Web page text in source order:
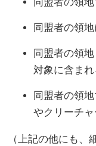
同盟者の領
同盟者の領
対象に含まれ
同盟者の領
やクリーチ
（上記の他にも、